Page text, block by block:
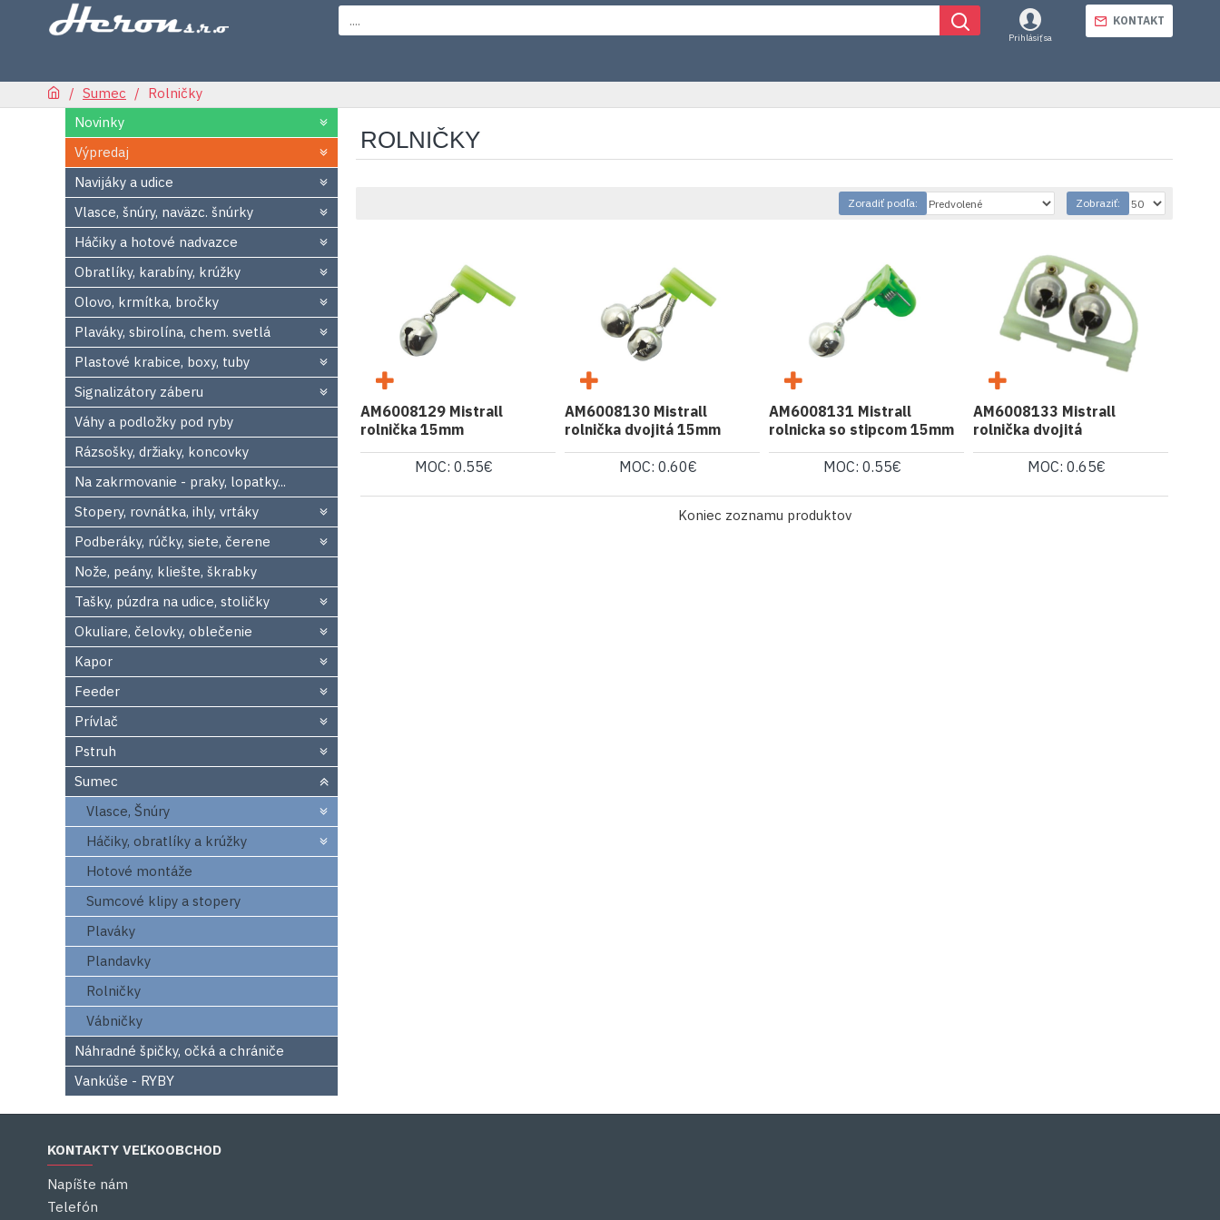
Prihlásiť sa
KONTAKT
Sumec
Rolničky
Novinky
Výpredaj
Navijáky a udice
Vlasce, šnúry, naväzc. šnúrky
Háčiky a hotové nadvazce
Obratlíky, karabíny, krúžky
Olovo, krmítka, bročky
Plaváky, sbirolína, chem. svetlá
Plastové krabice, boxy, tuby
Signalizátory záberu
Váhy a podložky pod ryby
Rázsošky, držiaky, koncovky
Na zakrmovanie - praky, lopatky...
Stopery, rovnátka, ihly, vrtáky
Podberáky, rúčky, siete, čerene
Nože, peány, kliešte, škrabky
Tašky, púzdra na udice, stoličky
Okuliare, čelovky, oblečenie
Kapor
Feeder
Prívlač
Pstruh
Sumec
Vlasce, Šnúry
Háčiky, obratlíky a krúžky
Hotové montáže
Sumcové klipy a stopery
Plaváky
Plandavky
Rolničky
Vábničky
Náhradné špičky, očká a chrániče
Vankúše - RYBY
ROLNIČKY
Zoradiť podľa: Zobraziť:
AM6008129 Mistrall
rolnička 15mm
MOC: 0.55€
AM6008130 Mistrall
rolnička dvojitá 15mm
MOC: 0.60€
AM6008131 Mistrall
rolnicka so stipcom 15mm
MOC: 0.55€
AM6008133 Mistrall
rolnička dvojitá
MOC: 0.65€
Koniec zoznamu produktov
KONTAKTY VEĽKOOBCHOD
Napíšte nám
Telefón